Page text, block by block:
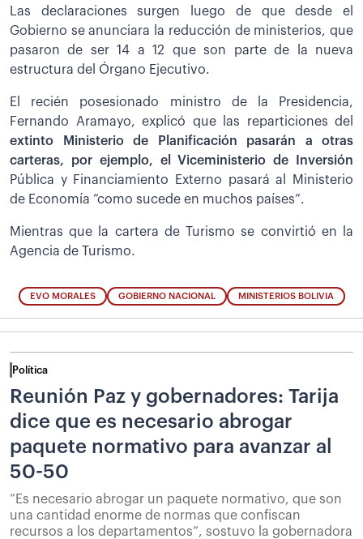
Las declaraciones surgen luego de que desde el
Gobierno se anunciara la reducción de ministerios, que
pasaron de ser 14 a 12 que son parte de la nueva
estructura del Órgano Ejecutivo.
El recién posesionado ministro de la Presidencia,
Fernando Aramayo, explicó que las reparticiones del
extinto Ministerio de Planificación pasarán a otras
carteras, por ejemplo, el Viceministerio de Inversión
Pública y Financiamiento Externo pasará al Ministerio
de Economía “como sucede en muchos países”.
Mientras que la cartera de Turismo se convirtió en la
Agencia de Turismo.
EVO MORALES GOBIERNO NACIONAL MINISTERIOS BOLIVIA
Política
Reunión Paz y gobernadores: Tarija
dice que es necesario abrogar
paquete normativo para avanzar al
50-50
”Es necesario abrogar un paquete normativo, que son
una cantidad enorme de normas que confiscan
recursos a los departamentos”, sostuvo la gobernadora